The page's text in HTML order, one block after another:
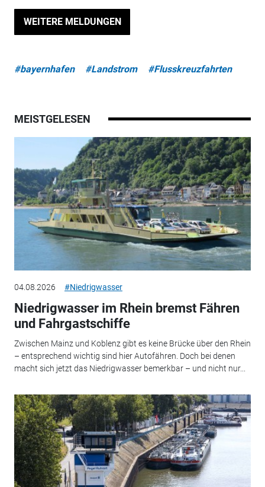
WEITERE MELDUNGEN
#bayernhafen #Landstrom #Flusskreuzfahrten
MEISTGELESEN
04.08.2026 #Niedrigwasser
Niedrigwasser im Rhein bremst Fähren
und Fahrgastschiffe
Zwischen Mainz und Koblenz gibt es keine Brücke über den Rhein
– entsprechend wichtig sind hier Autofähren. Doch bei denen
macht sich jetzt das Niedrigwasser bemerkbar – und nicht nur...